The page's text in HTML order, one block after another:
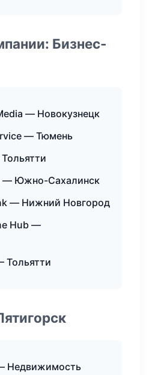
Бизнес-
— Новокузнецк
— Тюмень
— Южно-Сахалинск
— Нижний Новгород
Hub —
Недвижимость